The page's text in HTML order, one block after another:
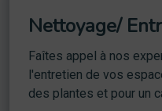
Nettoyage/
Faîtes appel à nos
l'entretien de vos
des plantes et pour un